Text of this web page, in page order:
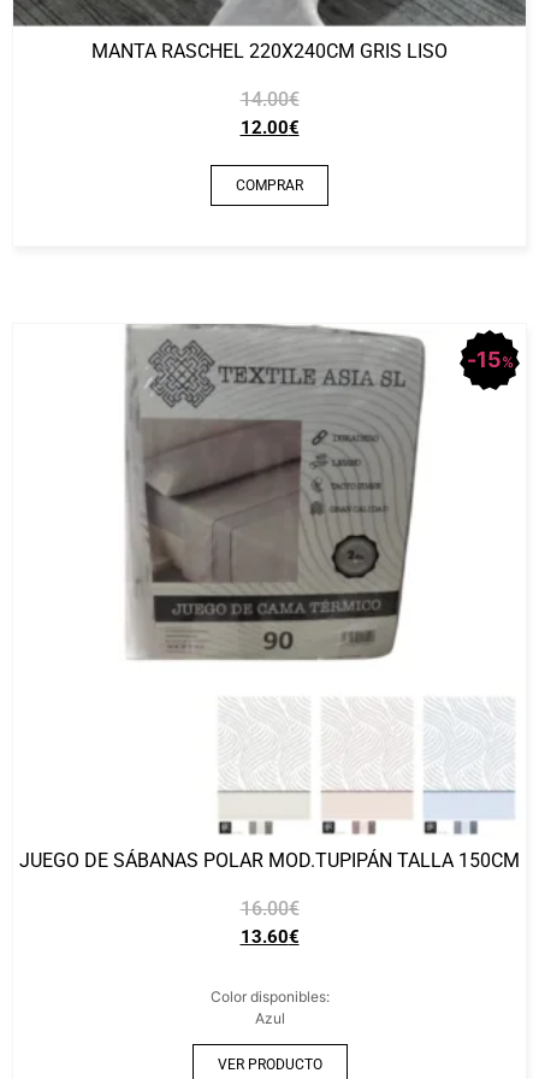
MANTA RASCHEL 220X240CM GRIS LISO
14.00€
12.00€
COMPRAR
15%
JUEGO DE SÁBANAS POLAR MOD.TUPIPÁN TALLA 150CM
16.00€
13.60€
Color disponibles:
Azul
VER PRODUCTO